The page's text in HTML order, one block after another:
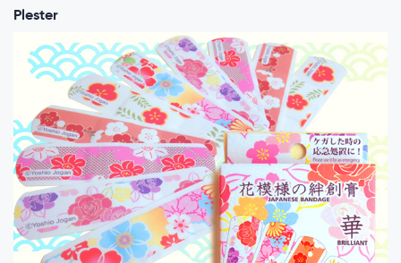
Plester